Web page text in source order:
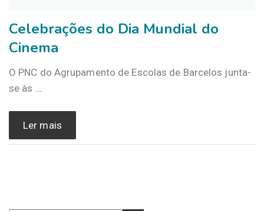
Celebrações do Dia Mundial do
Cinema
O PNC do Agrupamento de Escolas de Barcelos junta-
se às …
Ler mais